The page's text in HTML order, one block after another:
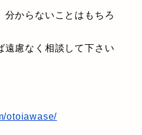
分からないことはもちろ
遠慮なく相談して下さい
otoiawase/